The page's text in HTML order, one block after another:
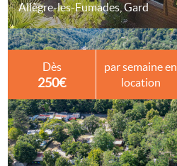
Allègre-les-Fumades, Gard
Dès
250€
par semaine en
location